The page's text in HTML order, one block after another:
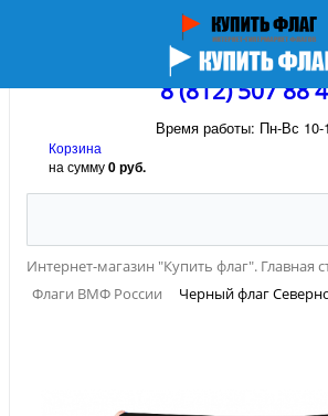
8 (812) 507 88
Время работы: Пн-Вс 10-
Корзина
на сумму0 руб.
Интернет-магазин "Купить флаг". Главная
Флаги ВМФ России
Черный флаг